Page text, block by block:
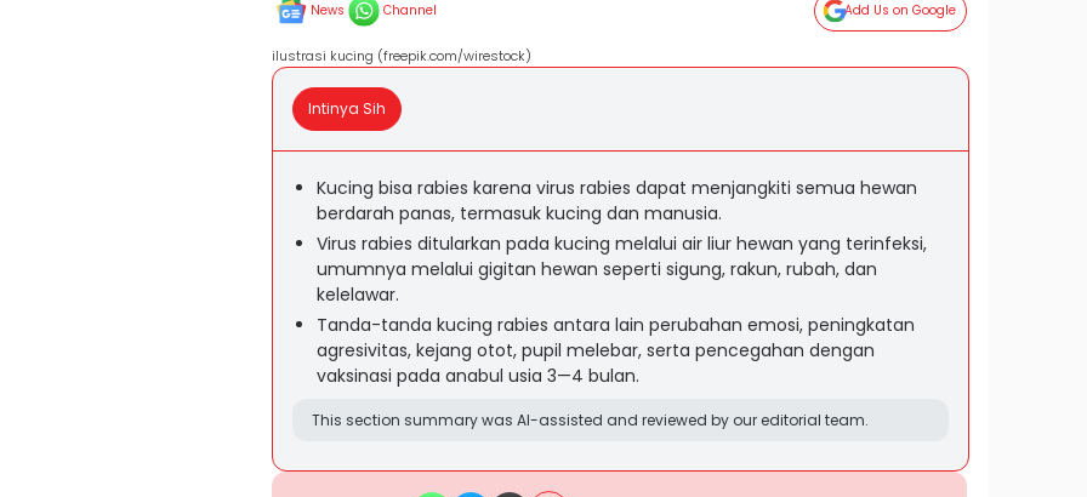
News Channel Add Us on Google
ilustrasi kucing (freepik.com/wirestock)
Intinya Sih
Kucing bisa rabies karena virus rabies dapat menjangkiti semua hewan
berdarah panas, termasuk kucing dan manusia.
Virus rabies ditularkan pada kucing melalui air liur hewan yang terinfeksi,
umumnya melalui gigitan hewan seperti sigung, rakun, rubah, dan
kelelawar.
Tanda-tanda kucing rabies antara lain perubahan emosi, peningkatan
agresivitas, kejang otot, pupil melebar, serta pencegahan dengan
vaksinasi pada anabul usia 3—4 bulan.
This section summary was AI-assisted and reviewed by our editorial team.